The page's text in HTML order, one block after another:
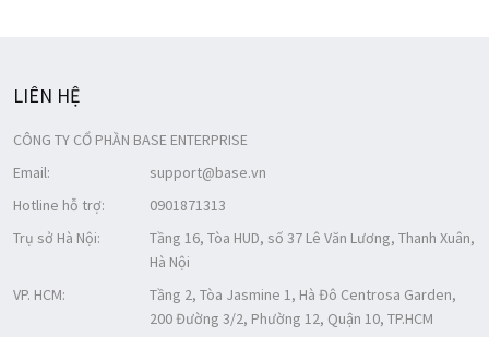
LIÊN HỆ
CÔNG TY CỔ PHẦN BASE ENTERPRISE
Email:
support@base.vn
Hotline hỗ trợ:
0901871313
Trụ sở Hà Nội:
Tầng 16, Tòa HUD, số 37 Lê Văn Lương, Thanh Xuân,
Hà Nội
VP. HCM:
Tầng 2, Tòa Jasmine 1, Hà Đô Centrosa Garden,
200 Đường 3/2, Phường 12, Quận 10, TP.HCM